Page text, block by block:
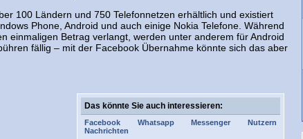
100 Ländern und 750 Telefonnetzen erhältlich und existiert
Phone, Android und auch einige Nokia Telefone. Während
einmaligen Betrag verlangt, werden unter anderem für Android
fällig – mit der Facebook Übernahme könnte sich das aber
Das könnte Sie auch interessieren:
Facebook Whatsapp Messenger
Nutzern
Nachrichten